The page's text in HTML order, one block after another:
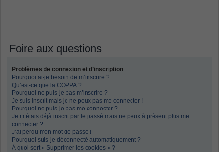
Foire aux questions
Problèmes de connexion et d’inscription
Pourquoi ai-je besoin de m’inscrire ?
Qu’est-ce que la COPPA ?
Pourquoi ne puis-je pas m’inscrire ?
Je suis inscrit mais je ne peux pas me connecter !
Pourquoi ne puis-je pas me connecter ?
Je m’étais déjà inscrit par le passé mais ne peux à présent plus me
connecter ?!
J’ai perdu mon mot de passe !
Pourquoi suis-je déconnecté automatiquement ?
À quoi sert « Supprimer les cookies » ?